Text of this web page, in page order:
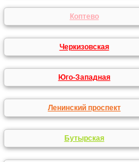
Коптево
Черкизовская
Юго-Западная
Ленинский проспект
Бутырская